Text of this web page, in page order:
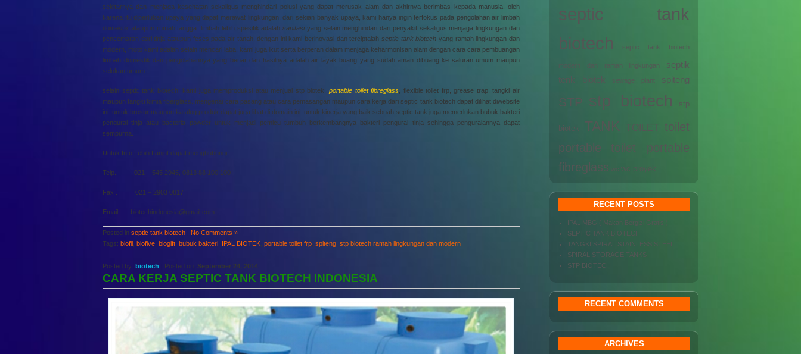
sekitarnya dan menjaga kesehatan sekaligus menghindari polusi yang dapat merusak alam dan akhirnya berimbas kepada manusia. oleh
karena itu diperlukan upaya yang dapat merawat lingkungan, dari sekian banyak upaya, kami hanya ingin terfokus pada pengolahan air limbah
domestik ataupun rumah tangga. limbah lebih spesifik adalahsanitasiyang selain menghindari dari penyakit sekaligus menjaga lingkungan dan
pencemaran dari tinja ataupun feses pada air tanah. dengan ini kami berinovasi dan terciptalahseptic tank biotech yang ramah lingkungan dan
modern, moto kami adalah selain mencari laba, kami juga ikut serta berperan dalam menjaga keharmonisan alam dengan cara cara pembuangan
limbah domestik dan pengolahannya yang benar dan hasilnya adalah air layak buang yang sudah aman dibuang ke saluran umum maupun
selokan umum.
selain septic tank biotech, kami juga memproduksi atau menjual stp biotek,portable toilet fibreglass , flexible toilet frp, grease trap, tangki air
maupun tangki kimia fiberglass. mengenai cara pasang atau cara pemasangan maupun cara kerja dari septic tank biotech dapat dilihat diwebsite
ini. untuk brosur maupun katalog produk dapat juga lihat di domain ini. untuk kinerja yang baik sebuah septic tank juga memerlukan bubuk bakteri
pengurai tinja atau bacteria powder untuk menjadi pemicu tumbuh berkembangnya bakteri pengurai tinja sehingga penguraiannya dapat
sempurna.
Untuk Info Lebih Lanjut dapat menghubungi:
Telp. 021 – 545 2945, 0813 88 100 100
Fax . 021 – 2903 0817
Email. biotechindonesia@gmail.com
Posted in septic tank biotech | No Comments »
Tags: biofil biofive biogift bubuk bakteri IPAL BIOTEK portable toilet frp spiteng stp biotech ramah lingkungan dan modern
Posted by: biotech | Posted on: September 24, 2014
CARA KERJA SEPTIC TANK BIOTECH INDONESIA
septic tank
biotech
septic tank biotech
modern dan ramah lingkungan
septik
tenk biotek
sewage plant spiteng
STP stp biotech stp
biotek TANK TOILET
toilet
portable
toilet portable
fibreglass wc wc proyek
RECENT POSTS
IPAL MBG ( Makan Bergizi Gratis )
SEPTIC TANK BIOTECH
TANGKI SPIRAL STAINLESS STEEL
SPIRAL STORAGE TANKS
STP BIOTECH
RECENT COMMENTS
ARCHIVES